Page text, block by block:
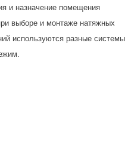
и назначение помещения
выборе и монтаже натяжных
используются разные системы